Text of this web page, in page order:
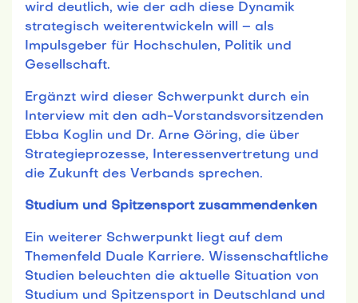
wird deutlich, wie der adh diese Dynamik
strategisch weiterentwickeln will – als
Impulsgeber für Hochschulen, Politik und
Gesellschaft.
Ergänzt wird dieser Schwerpunkt durch ein
Interview mit den adh-Vorstandsvorsitzenden
Ebba Koglin und Dr. Arne Göring, die über
Strategieprozesse, Interessenvertretung und
die Zukunft des Verbands sprechen.
Studium und Spitzensport zusammendenken
Ein weiterer Schwerpunkt liegt auf dem
Themenfeld Duale Karriere. Wissenschaftliche
Studien beleuchten die aktuelle Situation von
Studium und Spitzensport in Deutschland und